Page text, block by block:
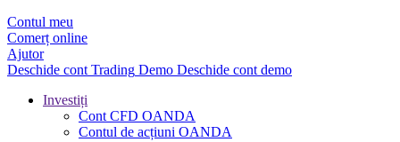
Contul meu
Comerț online
Ajutor
Deschide cont Trading Demo Deschide cont demo
Investiți
Cont CFD OANDA
Contul de acțiuni OANDA